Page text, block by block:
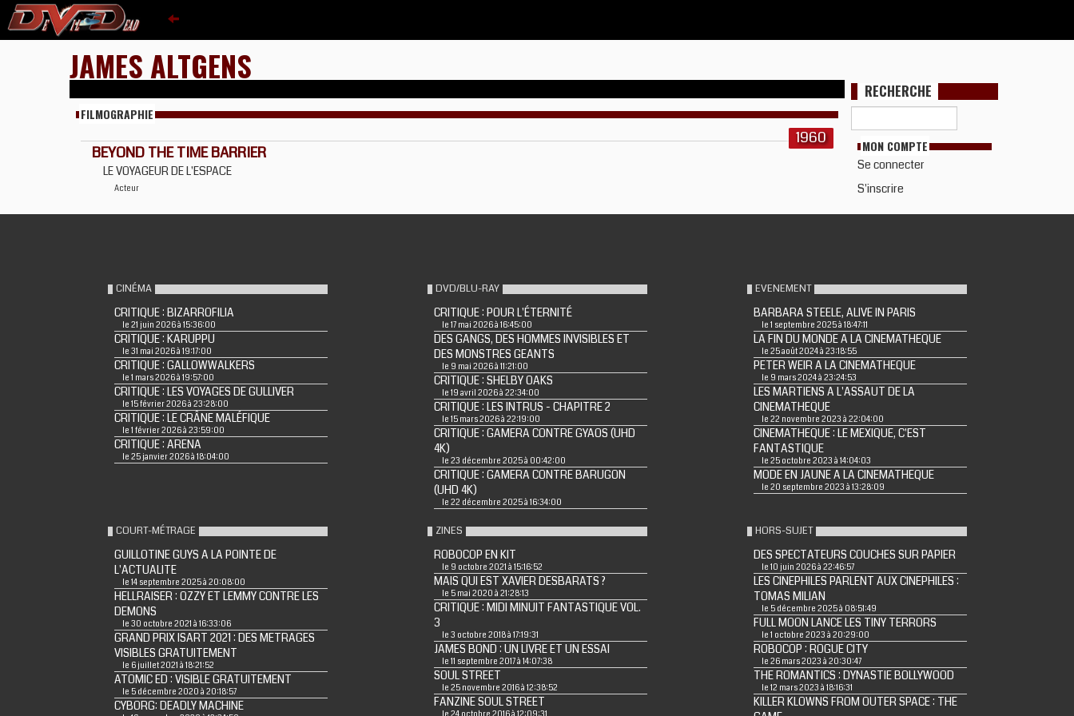
JAMES ALTGENS
FILMOGRAPHIE
1960
BEYOND THE TIME BARRIER
LE VOYAGEUR DE L'ESPACE
Acteur
RECHERCHE
MON COMPTE
Se connecter
S'inscrire
CINÉMA
CRITIQUE : BIZARROFILIA
le 21 juin 2026 à 15:36:00
CRITIQUE : KARUPPU
le 31 mai 2026 à 19:17:00
CRITIQUE : GALLOWWALKERS
le 1 mars 2026 à 19:57:00
CRITIQUE : LES VOYAGES DE GULLIVER
le 15 février 2026 à 23:28:00
CRITIQUE : LE CRÂNE MALÉFIQUE
le 1 février 2026 à 23:59:00
CRITIQUE : ARENA
le 25 janvier 2026 à 18:04:00
DVD/BLU-RAY
CRITIQUE : POUR L'ÉTERNITÉ
le 17 mai 2026 à 16:45:00
DES GANGS, DES HOMMES INVISIBLES ET
DES MONSTRES GEANTS
le 9 mai 2026 à 11:21:00
CRITIQUE : SHELBY OAKS
le 19 avril 2026 à 22:34:00
CRITIQUE : LES INTRUS - CHAPITRE 2
le 15 mars 2026 à 22:19:00
CRITIQUE : GAMERA CONTRE GYAOS (UHD
4K)
le 23 décembre 2025 à 00:42:00
CRITIQUE : GAMERA CONTRE BARUGON
(UHD 4K)
le 22 décembre 2025 à 16:34:00
EVENEMENT
BARBARA STEELE, ALIVE IN PARIS
le 1 septembre 2025 à 18:47:11
LA FIN DU MONDE A LA CINEMATHEQUE
le 25 août 2024 à 23:18:55
PETER WEIR A LA CINEMATHEQUE
le 9 mars 2024 à 23:24:53
LES MARTIENS A L'ASSAUT DE LA
CINEMATHEQUE
le 22 novembre 2023 à 22:04:00
CINEMATHEQUE : LE MEXIQUE, C'EST
FANTASTIQUE
le 25 octobre 2023 à 14:04:03
MODE EN JAUNE A LA CINEMATHEQUE
le 20 septembre 2023 à 13:28:09
COURT-MÉTRAGE
GUILLOTINE GUYS A LA POINTE DE
L'ACTUALITE
le 14 septembre 2025 à 20:08:00
HELLRAISER : OZZY ET LEMMY CONTRE LES
DEMONS
le 30 octobre 2021 à 16:33:06
GRAND PRIX ISART 2021 : DES METRAGES
VISIBLES GRATUITEMENT
le 6 juillet 2021 à 18:21:52
ATOMIC ED : VISIBLE GRATUITEMENT
le 5 décembre 2020 à 20:18:57
CYBORG: DEADLY MACHINE
ZINES
ROBOCOP EN KIT
le 9 octobre 2021 à 15:16:52
MAIS QUI EST XAVIER DESBARATS ?
le 5 mai 2020 à 21:28:13
CRITIQUE : MIDI MINUIT FANTASTIQUE VOL.
3
le 3 octobre 2018 à 17:19:31
JAMES BOND : UN LIVRE ET UN ESSAI
le 11 septembre 2017 à 14:07:38
SOUL STREET
le 25 novembre 2016 à 12:38:52
FANZINE SOUL STREET
HORS-SUJET
DES SPECTATEURS COUCHES SUR PAPIER
le 10 juin 2026 à 22:46:57
LES CINEPHILES PARLENT AUX CINEPHILES :
TOMAS MILIAN
le 5 décembre 2025 à 08:51:49
FULL MOON LANCE LES TINY TERRORS
le 1 octobre 2023 à 20:29:00
ROBOCOP : ROGUE CITY
le 26 mars 2023 à 20:30:47
THE ROMANTICS : DYNASTIE BOLLYWOOD
le 12 mars 2023 à 18:16:31
KILLER KLOWNS FROM OUTER SPACE : THE